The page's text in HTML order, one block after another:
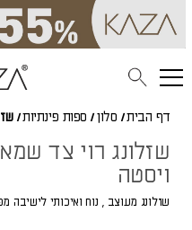
דף הבית/ סלון / ספות פינתיות/
שזלונג רוי צד
ויסטה
שזלונג מעוצב , נוח ואיכותי לישיבה